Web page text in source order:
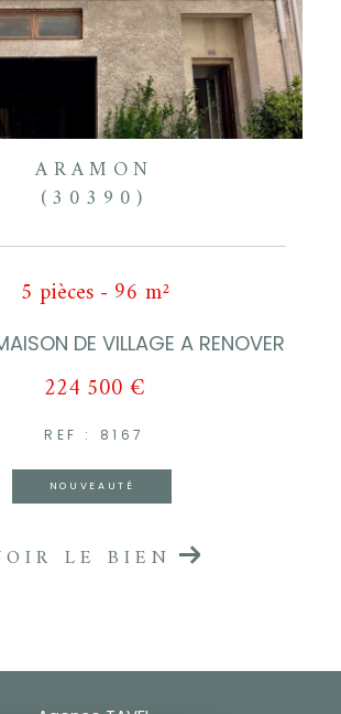
ARAMON
(30390)
5 pièces - 96 m²
DE VILLAGE A RENOVER
224 500 €
REF : 8167
NOUVEAUTÉ
LE BIEN